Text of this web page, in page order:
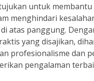
untuk membantu
menghindari
atas panggung.
yang disajikan,
profesionalisme dan
pengalaman